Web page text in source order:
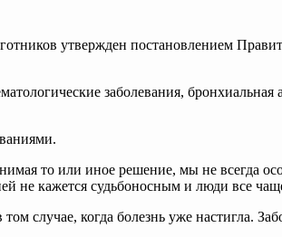
утвержден постановлением
заболевания,
то или иное решение, мы не всегда
не кажется судьбоносным и люди все
случае, когда болезнь уже настигла.